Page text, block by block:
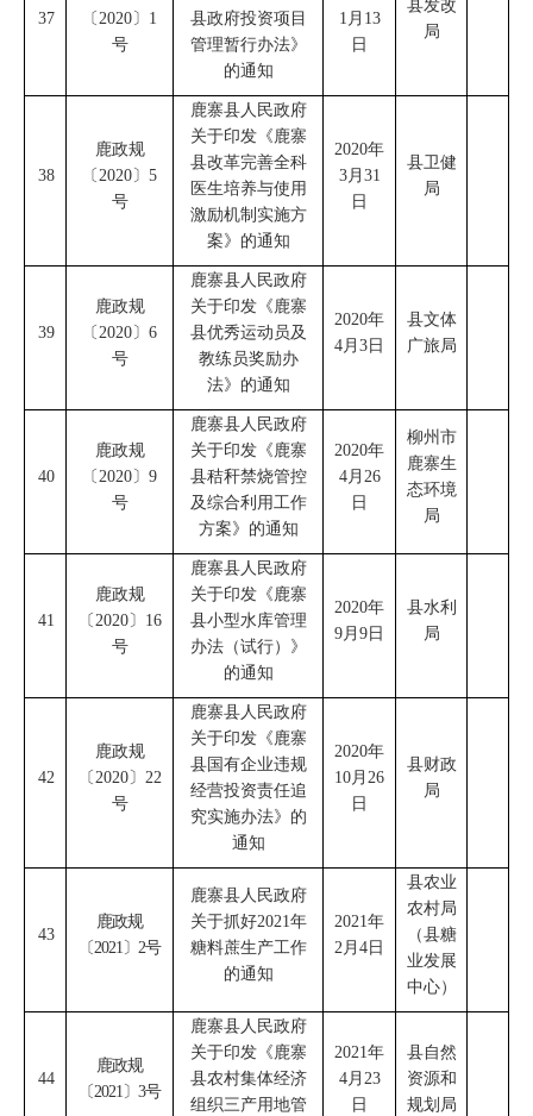
37
〔 2020 〕 1
号
县政府投资项目
管理暂行办法》
的通知
1 月 13
日
县发改
局
38
鹿政规
〔 2020 〕 5
号
鹿寨县人民政府
关于印发《鹿寨
县改革完善全科
医生培养与使用
激励机制实施方
案》的通知
2020年
3月 31
日
县卫健
局
39
鹿政规
〔 2020 〕 6
号
鹿寨县人民政府
关于印发《鹿寨
县优秀运动员及
教练员奖励办
法》的通知
2020年
4月 3 日
县文体
广旅局
40
鹿政规
〔 2020 〕 9
号
鹿寨县人民政府
关于印发《鹿寨
县秸秆禁烧管控
及综合利用工作
方案》的通知
2020年
4月 26
日
柳州市
鹿寨生
态环境
局
41
鹿政规
〔 2020〕 16
号
鹿寨县人民政府
关于印发《鹿寨
县小型水库管理
办法（试行） 》
的通知
2020年
9月 9 日
县水利
局
42
鹿政规
〔 2020〕 22
号
鹿寨县人民政府
关于印发《鹿寨
县国有企业违规
经营投资责任追
究实施办法》的
通知
2020年
10月 26
日
县财政
局
43
鹿政规
〔2021 〕 2号
鹿寨县人民政府
关于抓好2021年
糖料蔗生产工作
的通知
2021年
2月 4 日
县农业
农村局
（县糖
业发展
中心）
44
鹿政规
〔2021 〕 3号
鹿寨县人民政府
关于印发《鹿寨
县农村集体经济
组织三产用地管
2021年
4月 23
日
县自然
资源和
规划局